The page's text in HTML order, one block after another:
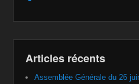
Articles récents
Assemblée Générale du 26